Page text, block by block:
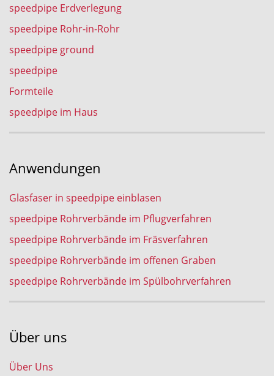
speedpipe Erdverlegung
speedpipe Rohr-in-Rohr
speedpipe ground
speedpipe
Formteile
speedpipe im Haus
Anwendungen
Glasfaser in speedpipe einblasen
speedpipe Rohrverbände im Pflugverfahren
speedpipe Rohrverbände im Fräsverfahren
speedpipe Rohrverbände im offenen Graben
speedpipe Rohrverbände im Spülbohrverfahren
Über uns
Über Uns